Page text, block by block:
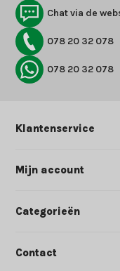
Chat via de
078 20 32 078
078 20 32 078
Klantenservice
Mijn account
Categorieën
Contact